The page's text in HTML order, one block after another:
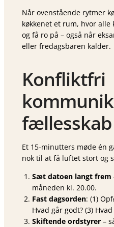
Når ovenstående rytmer
køkkenet et rum, hvor
og få ro på – også når
eller fredagsbaren kalder.
Konfliktfri
fællesskab
Et 15-minutters møde én
nok til at få luftet stort og
Sæt datoen langt frem
måneden kl. 20.00.
Fast dagsorden: (1)
Hvad går godt? (3)
Skiftende ordstyrer –